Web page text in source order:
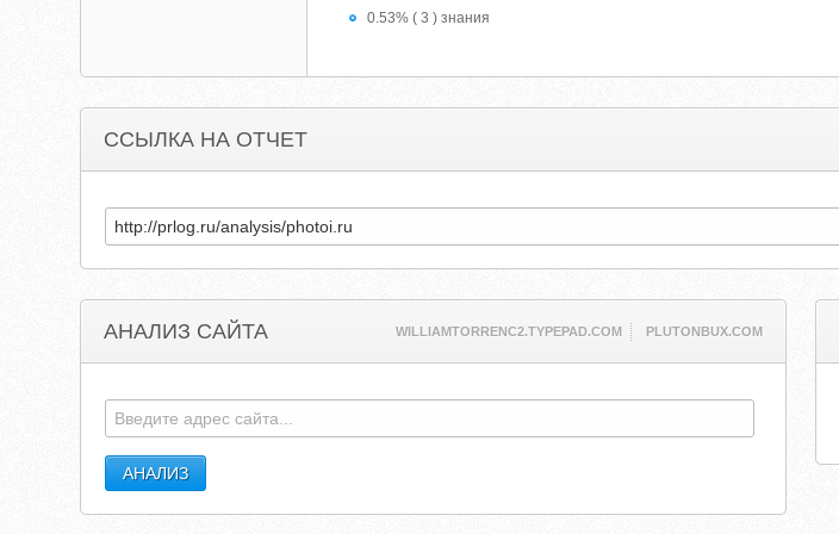
0.53% ( 3 ) знания
ССЫЛКА НА ОТЧЕТ
АНАЛИЗ САЙТА WILLIAMTORRENC2.TYPEPAD.COM PLUTONBUX.COM